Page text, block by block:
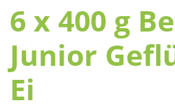
6 x 400 g
Junior
Ei